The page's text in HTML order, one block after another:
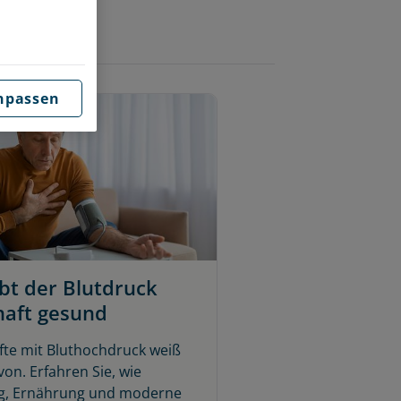
der Blutdruck
gesund
mit Bluthochdruck weiß
Erfahren Sie, wie
Ernährung und moderne